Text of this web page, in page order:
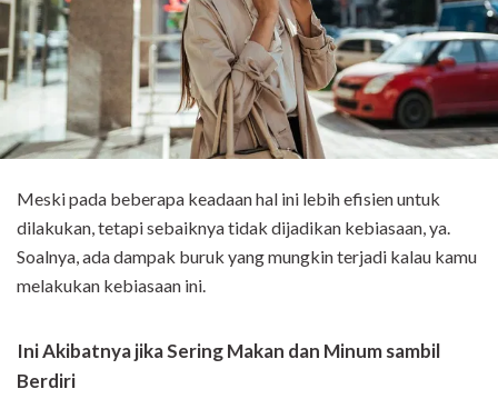
Meski pada beberapa keadaan hal ini lebih efisien untuk
dilakukan, tetapi sebaiknya tidak dijadikan kebiasaan, ya.
Soalnya, ada dampak buruk yang mungkin terjadi kalau kamu
melakukan kebiasaan ini.
Ini Akibatnya jika Sering Makan dan Minum sambil
Berdiri